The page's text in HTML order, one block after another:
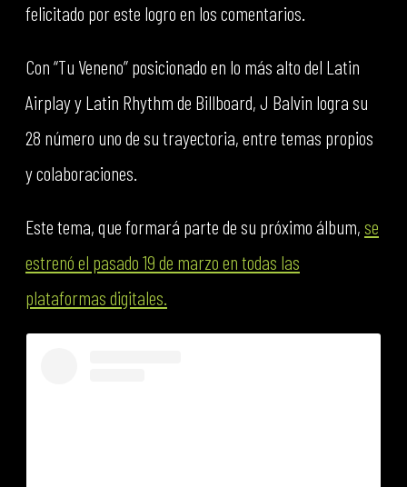
felicitado por este logro en los comentarios.
Con “Tu Veneno” posicionado en lo más alto del Latin
Airplay y Latin Rhythm de Billboard, J Balvin logra su
28 número uno de su trayectoria, entre temas propios
y colaboraciones.
Este tema, que formará parte de su próximo álbum, se
estrenó el pasado 19 de marzo en todas las
plataformas digitales.